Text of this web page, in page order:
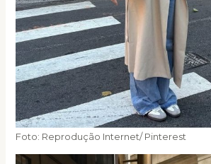
Foto: Reprodução Internet/ Pinterest